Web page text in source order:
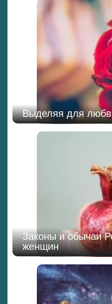
Выделяя для
Законы и обычаи
женщин